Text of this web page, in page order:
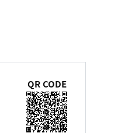
QR CODE